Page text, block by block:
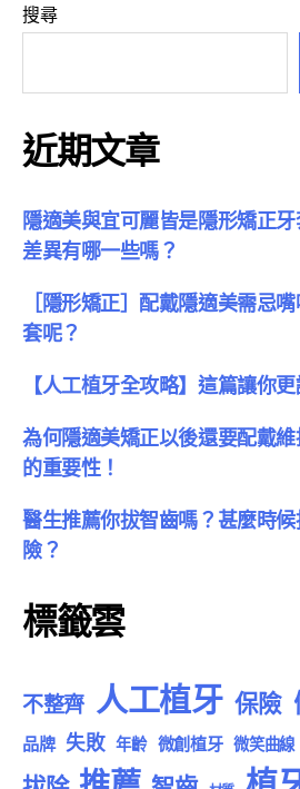
搜尋
近期文章
隱適美與宜可麗皆是隱形矯正
差異有哪一些嗎？
［隱形矯正］配戴隱適美需忌
套呢？
【人工植牙全攻略】這篇讓你
為何隱適美矯正以後還要配戴
的重要性！
醫生推薦你拔智齒嗎？甚麼時
險？
標籤雲
不整齊 人工植牙 保險
品牌 失敗 年齡 微創植牙 微笑曲線